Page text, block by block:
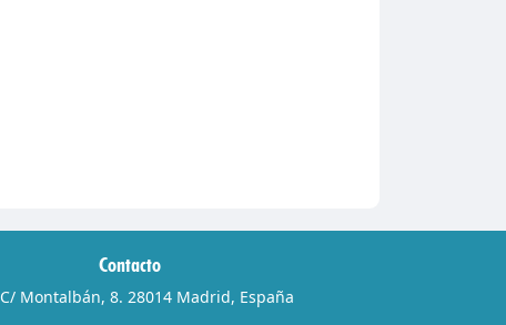
Contacto
C/ Montalbán, 8. 28014 Madrid, España